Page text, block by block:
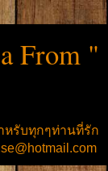
From "
หรับทุกๆท่านที่รัก